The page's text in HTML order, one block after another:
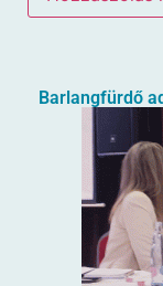
Barlangfürdő